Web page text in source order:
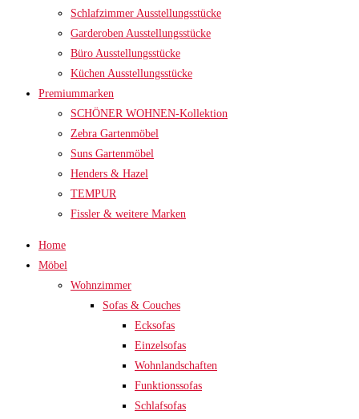
Schlafzimmer Ausstellungsstücke
Garderoben Ausstellungsstücke
Büro Ausstellungsstücke
Küchen Ausstellungsstücke
Premiummarken
SCHÖNER WOHNEN-Kollektion
Zebra Gartenmöbel
Suns Gartenmöbel
Henders & Hazel
TEMPUR
Fissler & weitere Marken
Home
Möbel
Wohnzimmer
Sofas & Couches
Ecksofas
Einzelsofas
Wohnlandschaften
Funktionssofas
Schlafsofas